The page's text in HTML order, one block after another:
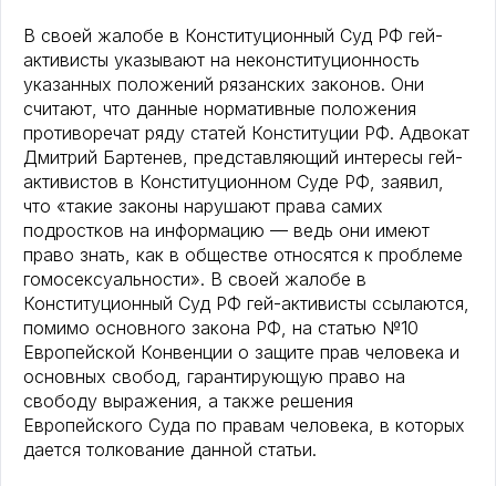
В своей жалобе в Конституционный Суд РФ гей-
активисты указывают на неконституционность
указанных положений рязанских законов. Они
считают, что данные нормативные положения
противоречат ряду статей Конституции РФ. Адвокат
Дмитрий Бартенев, представляющий интересы гей-
активистов в Конституционном Суде РФ, заявил,
что «такие законы нарушают права самих
подростков на информацию — ведь они имеют
право знать, как в обществе относятся к проблеме
гомосексуальности». В своей жалобе в
Конституционный Суд РФ гей-активисты ссылаются,
помимо основного закона РФ, на статью №10
Европейской Конвенции о защите прав человека и
основных свобод, гарантирующую право на
свободу выражения, а также решения
Европейского Суда по правам человека, в которых
дается толкование данной статьи.